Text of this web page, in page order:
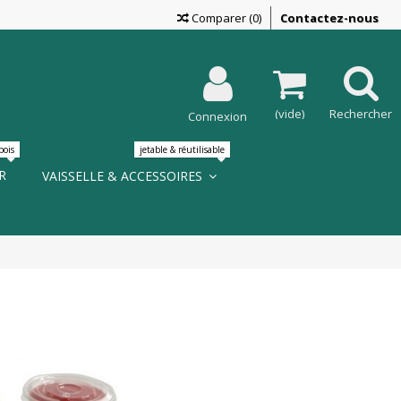
Contactez-nous
Comparer(0)
Rechercher
(vide)
Connexion
VAISSELLE & ACCESSOIRES
jetable & réutilisable